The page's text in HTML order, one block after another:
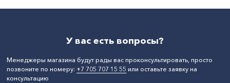
У вас есть вопросы?
Менеджеры магазина будут рады вас проконсультировать, просто
позвоните по номеру: +7 705 707 15 55 или оставьте заявку на
консультацию